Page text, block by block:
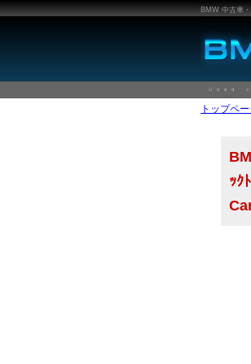
BMW 中古車
トップペー
ｯｸ